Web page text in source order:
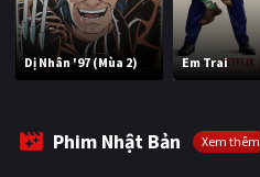
Dị Nhân '97 (Mùa 2) Em Trai
Phim Nhật Bản Xem thêm